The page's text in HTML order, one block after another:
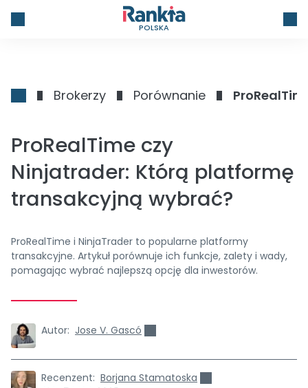
POLSKA
Brokerzy Porównanie
ProRealTime czy
Ninjatrader: Którą platformę
transakcyjną wybrać?
ProRealTime i NinjaTrader to popularne platformy
transakcyjne. Artykuł porównuje ich funkcje, zalety i wady,
pomagając wybrać najlepszą opcję dla inwestorów.
Autor: Jose V. Gascó
Recenzent: Borjana Stamatoska